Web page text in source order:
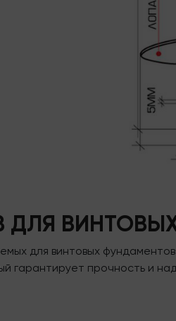
для винтовых
гарантирует прочность и